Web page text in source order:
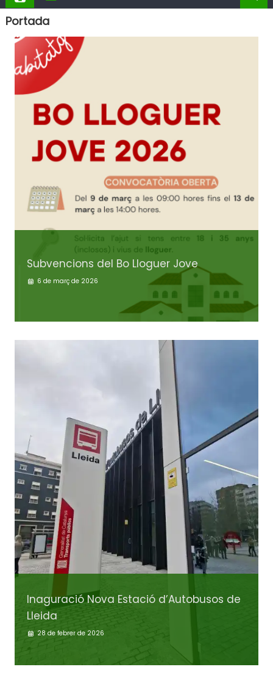
Portada
Subvencions del Bo Lloguer Jove
6 de març de 2026
Inaguració Nova Estació d’Autobusos de
Lleida
28 de febrer de 2026